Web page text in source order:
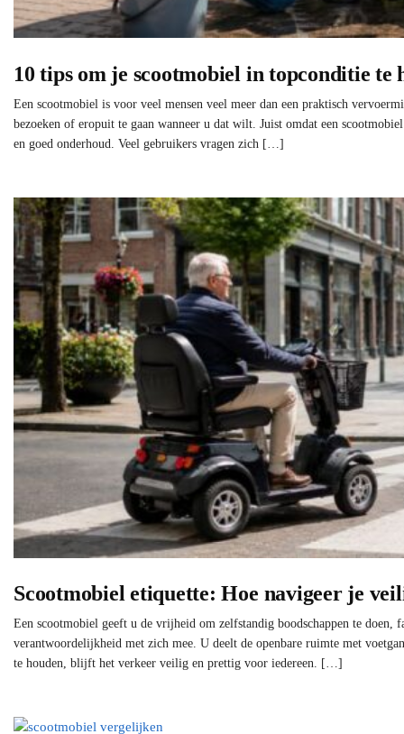
10 tips om je scootmobiel in topconditie te
Een scootmobiel is voor veel mensen veel meer dan een praktisch
bezoeken of eropuit te gaan wanneer u dat wilt. Juist omdat een
en goed onderhoud. Veel gebruikers vragen zich […]
Scootmobiel etiquette: Hoe navigeer je
Een scootmobiel geeft u de vrijheid om zelfstandig boodschappen te
verantwoordelijkheid met zich mee. U deelt de openbare ruimte met
te houden, blijft het verkeer veilig en prettig voor iedereen. […]